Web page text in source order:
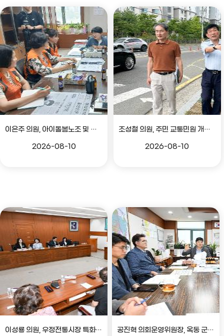
이은주 의원, 아이돌봄노조 및 노인생활지원사노조 관련 간담회
2026-08-10
조성철 의원, 주민 교통민원 개선 위한 현장방문
2026-08-10
이성룡 의원, 우정전통시장 특화골목 조성 의견 청취
공진혁 의회운영위원장, 옥동 군부대 이전지 양동마을 주민지원사업 점검